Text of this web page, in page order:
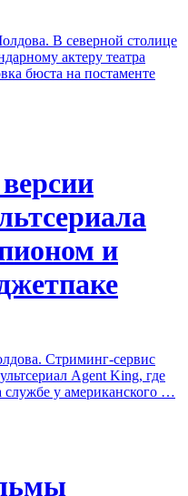
В северной столице
актеру театра
бюста на постаменте
и
Стриминг-сервис
Agent King, где
у американского …